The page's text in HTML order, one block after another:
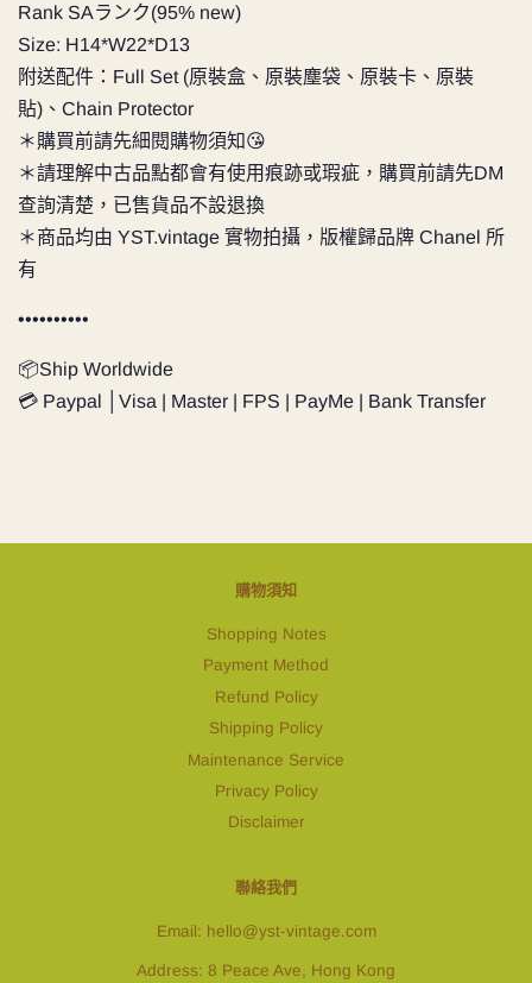
Rank SAランク(95% new)
Size: H14*W22*D13
附送配件：Full Set (原裝盒、原裝塵袋、原裝卡、原裝
貼)、Chain Protector
＊購買前請先細閱購物須知😘
＊請理解中古品點都會有使用痕跡或瑕疵，購買前請先DM
查詢清楚，已售貨品不設退換
＊商品均由 YST.vintage 實物拍攝，版權歸品牌 Chanel 所
有
••••••••••
📦Ship Worldwide
💳 Paypal │Visa | Master | FPS | PayMe | Bank Transfer
購物須知
Shopping Notes
Payment Method
Refund Policy
Shipping Policy
Maintenance Service
Privacy Policy
Disclaimer
聯絡我們
Email: hello@yst-vintage.com
Address: 8 Peace Ave, Hong Kong